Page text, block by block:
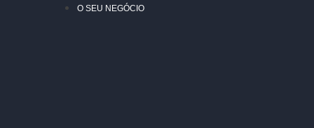
O SEU NEGÓCIO